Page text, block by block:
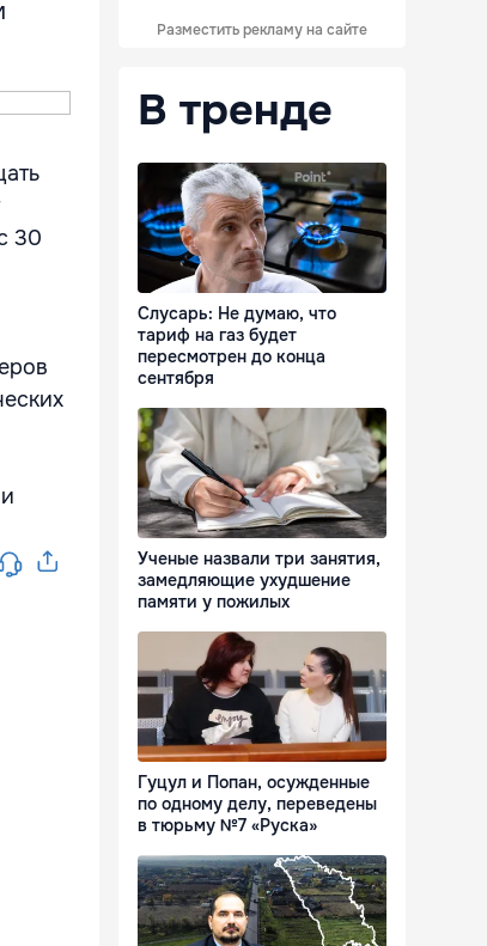
30
Разместить рекламу на сайте
В тренде
Слусарь: Не думаю, что
тариф на газ будет
пересмотрен до конца
сентября
Ученые назвали три занятия,
замедляющие ухудшение
памяти у пожилых
Гуцул и Попан, осужденные
по одному делу, переведены
в тюрьму №7 «Руска»